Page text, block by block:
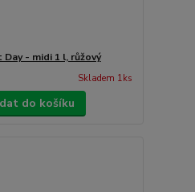
- midi 1 l, růžový
Skladem 1ks
do košíku